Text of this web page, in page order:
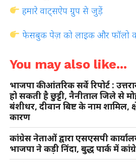
हमारे वाट्सऐप ग्रुप से जुड़ें
फेसबुक पेज़ को लाइक और फॉलो
You may also like...
भाजपा की आंतरिक सर्वे रिपोर्ट :
हो सकती है छुट्टी, नैनीताल जिले से
बंशीधर, दीवान बिष्ट के नाम शामिल,
कारण
कांग्रेस नेताओं द्वारा एसएसपी
भाजपा ने कड़ी निंदा, बुद्ध पार्क में